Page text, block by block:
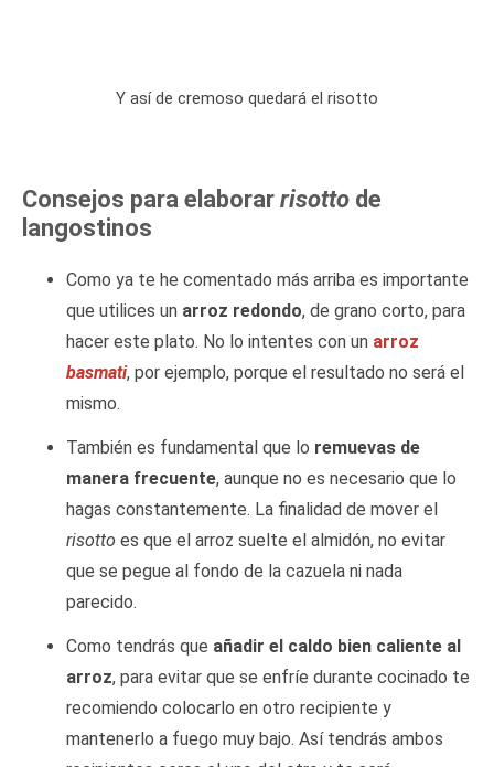
Y así de cremoso quedará el risotto
Consejos para elaborar risotto de
langostinos
Como ya te he comentado más arriba es importante
que utilices un arroz redondo, de grano corto, para
hacer este plato. No lo intentes con un arroz
basmati, por ejemplo, porque el resultado no será el
mismo.
También es fundamental que lo remuevas de
manera frecuente, aunque no es necesario que lo
hagas constantemente. La finalidad de mover el
risotto es que el arroz suelte el almidón, no evitar
que se pegue al fondo de la cazuela ni nada
parecido.
Como tendrás que añadir el caldo bien caliente al
arroz, para evitar que se enfríe durante cocinado te
recomiendo colocarlo en otro recipiente y
mantenerlo a fuego muy bajo. Así tendrás ambos